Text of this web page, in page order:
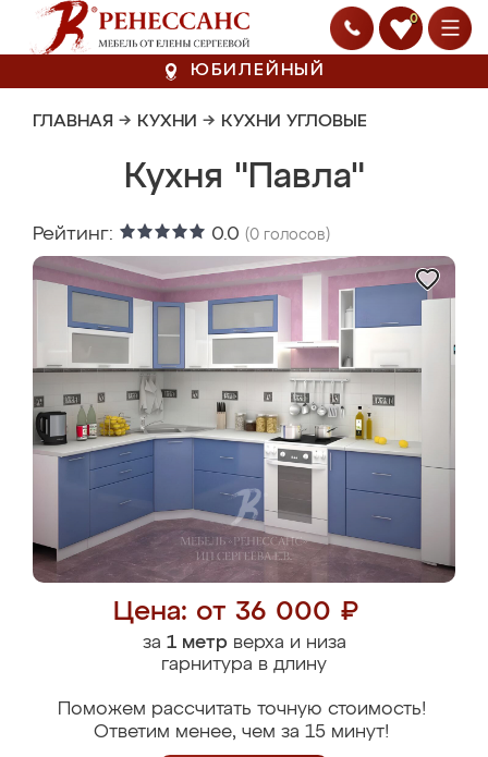
0
ЮБИЛЕЙНЫЙ
ГЛАВНАЯ → КУХНИ → КУХНИ УГЛОВЫЕ
Кухня "Павла"
Рейтинг: 0.0 (0 голосов)
Цена: от 36 000 ₽
за 1 метрверха и низа
гарнитура в длину
Поможем рассчитать точную стоимость!
Ответим менее, чем за 15 минут!